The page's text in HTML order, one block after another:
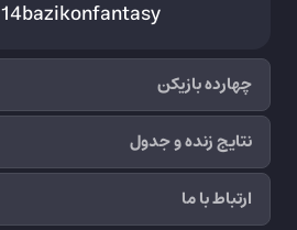
چهارده بازیکن
نتایج زنده و جدول
ارتباط با ما
14bazikonfantasy